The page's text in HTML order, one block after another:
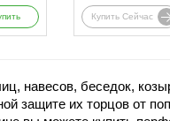
Купить Сейчас
навесов, беседок,
защите их торцов от